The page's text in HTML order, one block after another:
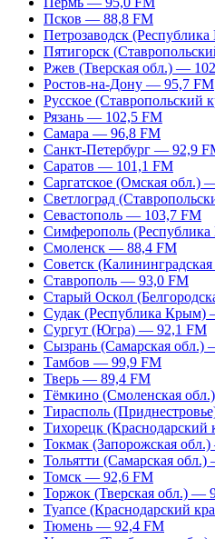
Псков — 88,8 FM
Петрозаводск
Пятигорск
Ржев (Тверская обл.) —
Ростов-на-Дону — 95,7 FM
Русское (Ставропольский
Рязань — 102,5 FM
Самара — 96,8 FM
Санкт-Петербург — 92,9
Саратов — 101,1 FM
Саргатское (Омская обл.)
Светлоград
Севастополь — 103,7 FM
Симферополь
Смоленск — 88,4 FM
Советск
Ставрополь — 93,0 FM
Старый Оскол
Судак (Республика Крым)
Сургут (Югра) — 92,1 FM
Сызрань (Самарская обл.)
Тамбов — 99,9 FM
Тверь — 89,4 FM
Тёмкино (Смоленская
Тирасполь
Тихорецк
Токмак (Запорожская
Тольятти (Самарская
Томск — 92,6 FM
Торжок (Тверская обл.) —
Туапсе (Краснодарский
Тюмень — 92,4 FM